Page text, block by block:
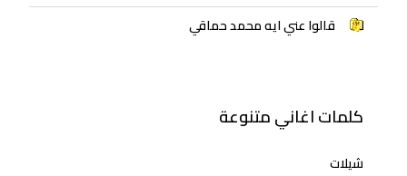
قالوا عني ايه محمد حماقي
كلمات اغاني متنوعة
شيلات